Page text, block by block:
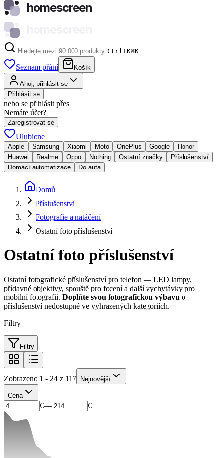
homescreen
Ctrl+K⌘K
Seznam přání Košík
Ahoj, přihlásit se
Přihlásit se
nebo se přihlásit přes
Nemáte účet?
Zaregistrovat se
Ulubione
Apple Samsung Xiaomi Moto OnePlus Google
Honor
Huawei
Realme Oppo Nothing Ostatní značky
Příslušenství
Domácí automatizace
Do auta
Domů
Příslušenství
Fotografie a natáčení
Ostatní foto příslušenství
Ostatní foto příslušenství
Ostatní fotografické příslušenství pro telefon — LED lampy,
přídavné objektivy, spouště pro focení a další vychytávky pro
mobilní fotografii. Doplňte svou fotografickou výbavu o
příslušenství nedostupné ve vyhrazených kategoriích.
Filtry
Filtry
Zobrazeno 1 - 24 z 117 Nejnovější
Cena
€— €